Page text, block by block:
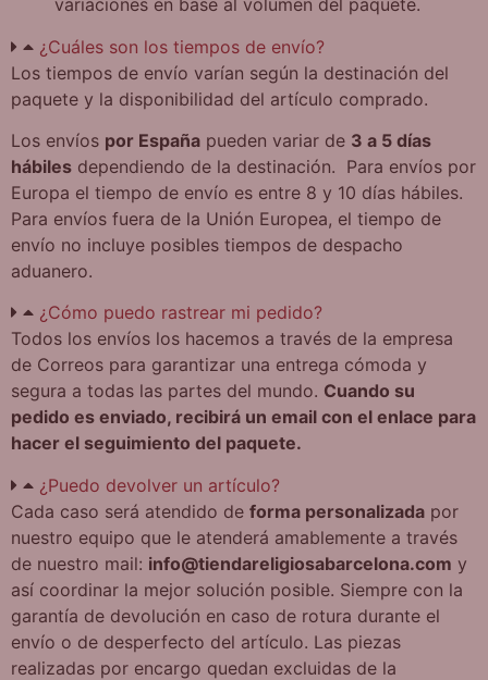
variaciones en base al volumen del paquete.
¿Cuáles son los tiempos de envío?
Los tiempos de envío varían según la destinación del
paquete y la disponibilidad del artículo comprado.
Los envíos por España pueden variar de 3 a 5 días
hábiles dependiendo de la destinación. Para envíos por
Europa el tiempo de envío es entre 8 y 10 días hábiles.
Para envíos fuera de la Unión Europea, el tiempo de
envío no incluye posibles tiempos de despacho
aduanero.
¿Cómo puedo rastrear mi pedido?
Todos los envíos los hacemos a través de la empresa
de Correos para garantizar una entrega cómoda y
segura a todas las partes del mundo. Cuando su
pedido es enviado, recibirá un email con el enlace para
hacer el seguimiento del paquete.
¿Puedo devolver un artículo?
Cada caso será atendido de forma personalizada por
nuestro equipo que le atenderá amablemente a través
de nuestro mail: info@tiendareligiosabarcelona.com y
así coordinar la mejor solución posible. Siempre con la
garantía de devolución en caso de rotura durante el
envío o de desperfecto del artículo. Las piezas
realizadas por encargo quedan excluidas de la